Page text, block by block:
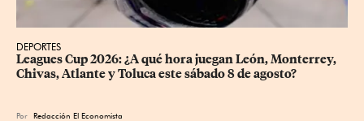
DEPORTES
Leagues Cup 2026: ¿A qué hora juegan León, Monterrey,
Chivas, Atlante y Toluca este sábado 8 de agosto?
Por Redacción El Economista